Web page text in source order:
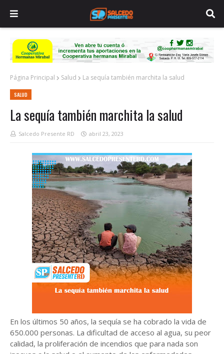
Página Principal Salud La sequía también marchita la salud
SALUD
La sequía también marchita la salud
Salcedo Presente RD abril 23, 2023
En los últimos 50 años, la sequía se ha cobrado la vida de
650.000 personas. La dificultad de acceso al agua, su peor
calidad, la proliferación de incendios que para nada son